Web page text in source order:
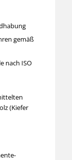
gemäß
nach ISO
(Kiefer